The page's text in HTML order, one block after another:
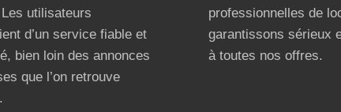
utilisateurs
d’un service fiable et
bien loin des annonces
que l’on retrouve
professionnelles de
garantissons sérieux
à toutes nos offres.